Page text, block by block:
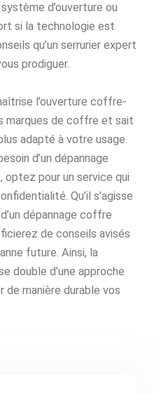
d’ouverture ou
si la technologie est
qu’un serrurier expert
prodiguer.
l’ouverture coffre-
marques de coffre et sait
adapté à votre usage.
d’un dépannage
pour un service qui
Qu’il s’agisse
dépannage coffre
de conseils avisés
future. Ainsi, la
double d’une approche
manière durable vos